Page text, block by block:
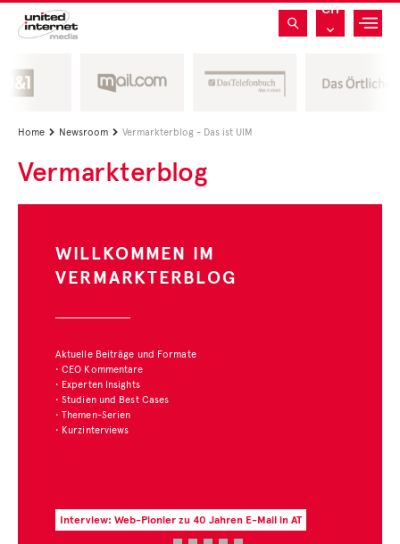
CH
Home  Newsroom  Vermarkterblog - Das ist UIM
Vermarkterblog
WILLKOMMEN IM
VERMARKTERBLOG
Aktuelle Beiträge und Formate
• CEO Kommentare
• Experten Insights
• Studien und Best Cases
• Themen-Serien
• Kurzinterviews
Interview: Web-Pionier zu 40 Jahren E-Mail in AT